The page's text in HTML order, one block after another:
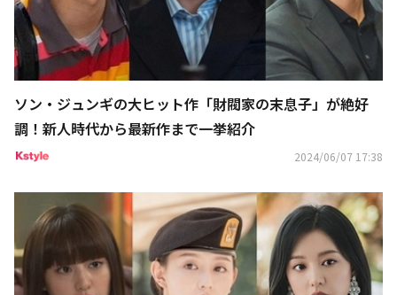
ソン・ジュンギの大ヒット作「財閥家の末息子」が絶好
調！新人時代から最新作まで一挙紹介
2024/06/07 17:38